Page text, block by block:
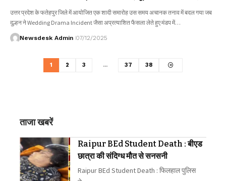
उत्तर प्रदेश के फतेहपुर जिले में आयोजित एक शादी समारोह उस समय अचानक तनाव में बदल गया जब
दुल्हन ने Wedding Drama Incident जैसा अप्रत्याशित फैसला लेते हुए मंडप में…
Newsdesk Admin 07/12/2025
1 2 3 … 37 38
ताजा खबरें
Raipur BEd Student Death : बीएड
छात्रा की संदिग्ध मौत से सनसनी
Raipur BEd Student Death : फिलहाल पुलिस